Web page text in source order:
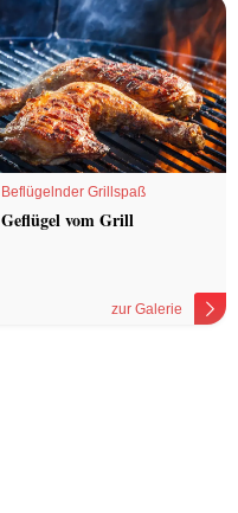
Beflügelnder Grillspaß
Geflügel vom Grill
zur Galerie